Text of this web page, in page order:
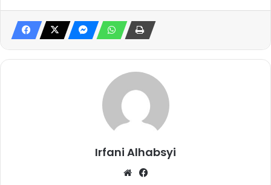
Irfani Alhabsyi
W